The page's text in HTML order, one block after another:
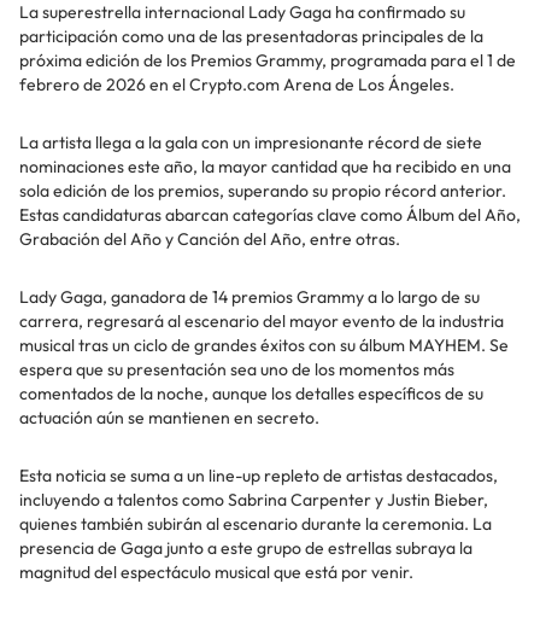
La superestrella internacional Lady Gaga ha confirmado su
participación como una de las presentadoras principales de la
próxima edición de los Premios Grammy, programada para el 1 de
febrero de 2026 en el Crypto.com Arena de Los Ángeles.
La artista llega a la gala con un impresionante récord de siete
nominaciones este año, la mayor cantidad que ha recibido en una
sola edición de los premios, superando su propio récord anterior.
Estas candidaturas abarcan categorías clave como Álbum del Año,
Grabación del Año y Canción del Año, entre otras.
Lady Gaga, ganadora de 14 premios Grammy a lo largo de su
carrera, regresará al escenario del mayor evento de la industria
musical tras un ciclo de grandes éxitos con su álbum MAYHEM. Se
espera que su presentación sea uno de los momentos más
comentados de la noche, aunque los detalles específicos de su
actuación aún se mantienen en secreto.
Esta noticia se suma a un line-up repleto de artistas destacados,
incluyendo a talentos como Sabrina Carpenter y Justin Bieber,
quienes también subirán al escenario durante la ceremonia. La
presencia de Gaga junto a este grupo de estrellas subraya la
magnitud del espectáculo musical que está por venir.